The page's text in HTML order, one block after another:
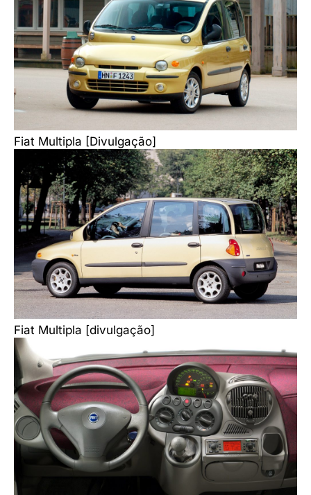
Fiat Multipla [Divulgação]
Fiat Multipla [divulgação]